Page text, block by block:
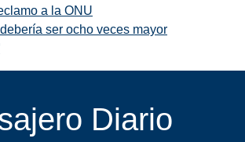
a la ONU
ser ocho veces mayor
Diario